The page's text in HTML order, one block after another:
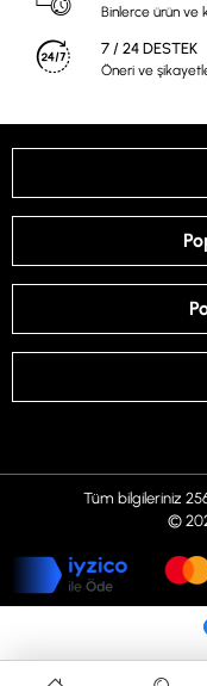
Binlerce ürün ve
7 / 24 DESTEK
Öneri ve
Tüm bilgileriniz
©